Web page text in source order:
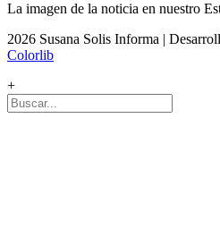
La imagen de la noticia en nuestro
2026 Susana Solis Informa |
Colorlib
+